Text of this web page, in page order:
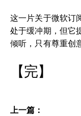
这一片关于微软订
处于缓冲期，但它
倾听，只有尊重创
【完】
上一篇：